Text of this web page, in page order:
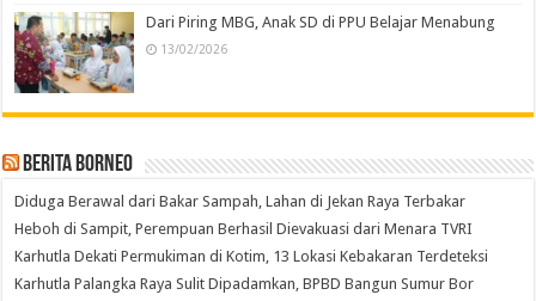
Dari Piring MBG, Anak SD di PPU Belajar Menabung
13/02/2026
Berita Borneo
Diduga Berawal dari Bakar Sampah, Lahan di Jekan Raya Terbakar
Heboh di Sampit, Perempuan Berhasil Dievakuasi dari Menara TVRI
Karhutla Dekati Permukiman di Kotim, 13 Lokasi Kebakaran Terdeteksi
Karhutla Palangka Raya Sulit Dipadamkan, BPBD Bangun Sumur Bor